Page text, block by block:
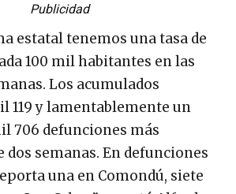
Publicidad
estatal tenemos una tasa de
100 mil habitantes en las
Los acumulados
119 y lamentablemente un
706 defunciones más
dos semanas. En defunciones
una en Comondú, siete